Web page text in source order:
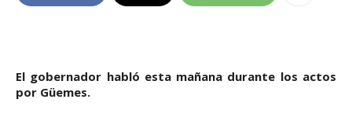
El gobernador habló esta mañana durante los actos
por Güemes.